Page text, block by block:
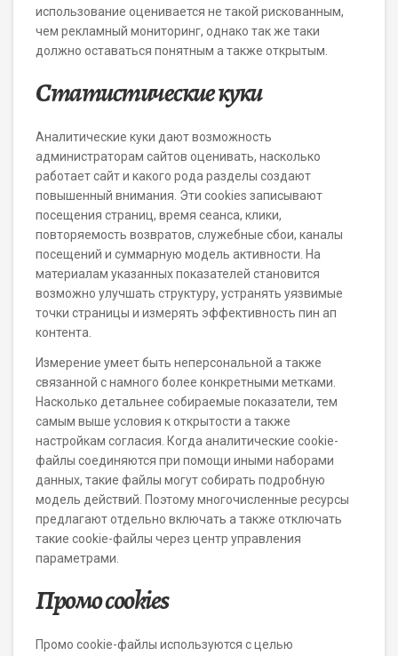
использование оценивается не такой рискованным,
чем рекламный мониторинг, однако так же таки
должно оставаться понятным а также открытым.
Статистические куки
Аналитические куки дают возможность
администраторам сайтов оценивать, насколько
работает сайт и какого рода разделы создают
повышенный внимания. Эти cookies записывают
посещения страниц, время сеанса, клики,
повторяемость возвратов, служебные сбои, каналы
посещений и суммарную модель активности. На
материалам указанных показателей становится
возможно улучшать структуру, устранять уязвимые
точки страницы и измерять эффективность пин ап
контента.
Измерение умеет быть неперсональной а также
связанной с намного более конкретными метками.
Насколько детальнее собираемые показатели, тем
самым выше условия к открытости а также
настройкам согласия. Когда аналитические cookie-
файлы соединяются при помощи иными наборами
данных, такие файлы могут собирать подробную
модель действий. Поэтому многочисленные ресурсы
предлагают отдельно включать а также отключать
такие cookie-файлы через центр управления
параметрами.
Промо cookies
Промо cookie-файлы используются с целью